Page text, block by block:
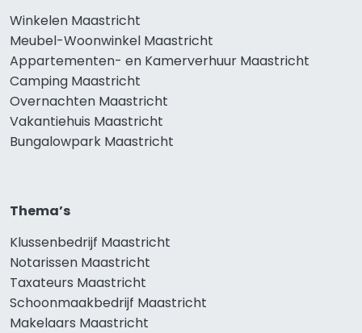
Winkelen Maastricht
Meubel-Woonwinkel Maastricht
Appartementen- en Kamerverhuur Maastricht
Camping Maastricht
Overnachten Maastricht
Vakantiehuis Maastricht
Bungalowpark Maastricht
Thema’s
Klussenbedrijf Maastricht
Notarissen Maastricht
Taxateurs Maastricht
Schoonmaakbedrijf Maastricht
Makelaars Maastricht